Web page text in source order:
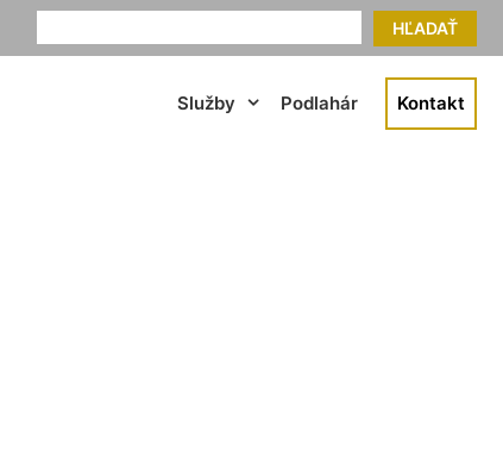
HĽADAŤ
Služby Podlahár Kontakt